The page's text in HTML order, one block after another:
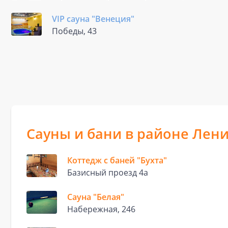
VIP сауна "Венеция"
Победы, 43
Сауны и бани в районе
Коттедж с баней "Бухта"
Базисный проезд 4а
Сауна "Белая"
Набережная, 246